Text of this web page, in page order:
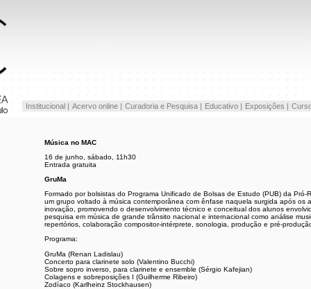
Música no MAC
16 de junho, sábado, 11h30
Entrada gratuita
GruMa
Formado por bolsistas do Programa Unificado de Bolsas de Estudo (PUB) da
um grupo voltado à música contemporânea com ênfase naquela surgida após os
inovação, promovendo o desenvolvimento técnico e conceitual dos alunos
pesquisa em música de grande trânsito nacional e internacional como análise
repertórios, colaboração compositor-intérprete, sonologia, produção e pré-
Programa:
GruMa (Renan Ladislau)
Concerto para clarinete solo (Valentino Bucchi)
Sobre sopro inverso, para clarinete e ensemble (Sérgio Kafejian)
Colagens e sobreposições I (Guilherme Ribeiro)
Zodíaco (Karlheinz Stockhausen)
Institucional | Acervo online | Curadoria e Pesquisa | Educativo | Exposições |